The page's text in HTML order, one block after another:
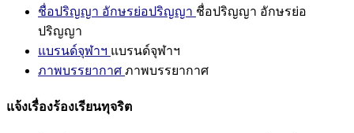
ชื่อปริญญา อักษรย่อปริญญา ชื่อปริญญา อักษรย่อ
ปริญญา
แบรนด์จุฬาฯ แบรนด์จุฬาฯ
ภาพบรรยากาศ ภาพบรรยากาศ
แจ้งเรื่องร้องเรียนทุจริต